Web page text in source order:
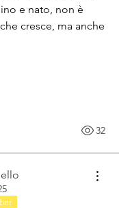
e nato, non è
cresce, ma anche
32